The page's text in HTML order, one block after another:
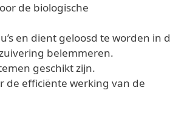
de biologische
en dient geloosd te worden in
belemmeren.
geschikt zijn.
de efficiënte werking van de